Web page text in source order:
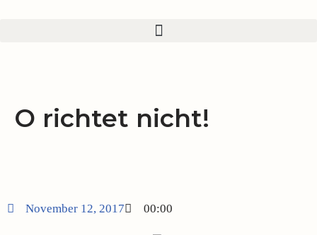
O richtet nicht!
November 12, 2017 00:00